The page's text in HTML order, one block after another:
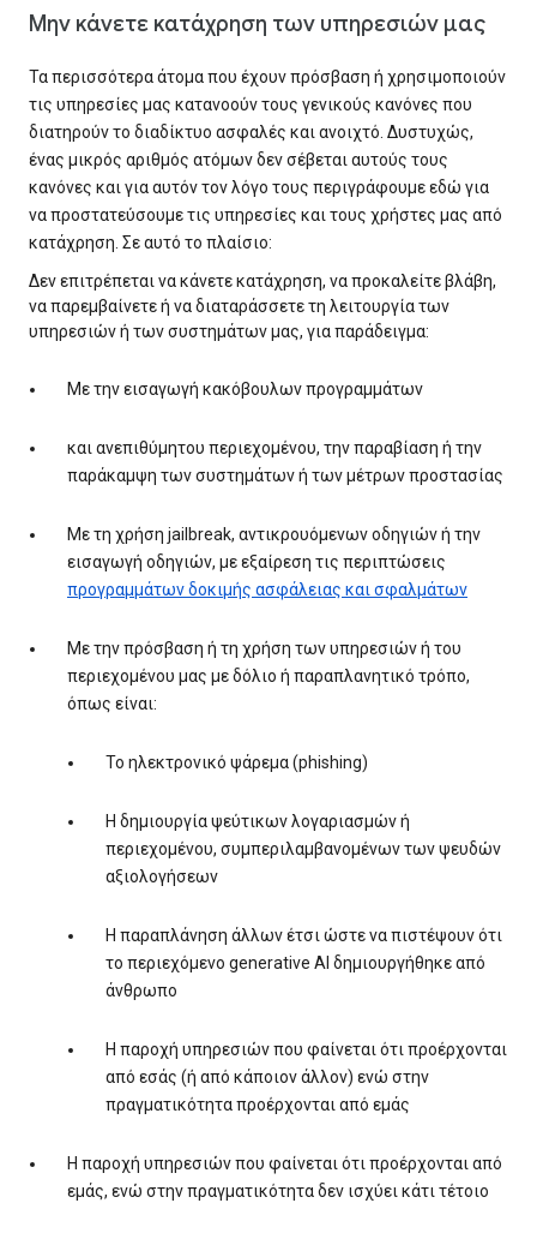
Μην κάνετε κατάχρηση των υπηρεσιών μας
Τα περισσότερα άτομα που έχουν πρόσβαση ή χρησιμοποιούν
τις υπηρεσίες μας κατανοούν τους γενικούς κανόνες που
διατηρούν το διαδίκτυο ασφαλές και ανοιχτό. Δυστυχώς,
ένας μικρός αριθμός ατόμων δεν σέβεται αυτούς τους
κανόνες και για αυτόν τον λόγο τους περιγράφουμε εδώ για
να προστατεύσουμε τις υπηρεσίες και τους χρήστες μας από
κατάχρηση. Σε αυτό το πλαίσιο:
Δεν επιτρέπεται να κάνετε κατάχρηση, να προκαλείτε βλάβη,
να παρεμβαίνετε ή να διαταράσσετε τη λειτουργία των
υπηρεσιών ή των συστημάτων μας, για παράδειγμα:
Με την εισαγωγή κακόβουλων προγραμμάτων
και ανεπιθύμητου περιεχομένου, την παραβίαση ή την
παράκαμψη των συστημάτων ή των μέτρων προστασίας
Με τη χρήση jailbreak, αντικρουόμενων οδηγιών ή την
εισαγωγή οδηγιών, με εξαίρεση τις περιπτώσεις
προγραμμάτων δοκιμής ασφάλειας και σφαλμάτων
Με την πρόσβαση ή τη χρήση των υπηρεσιών ή του
περιεχομένου μας με δόλιο ή παραπλανητικό τρόπο,
όπως είναι:
Το ηλεκτρονικό ψάρεμα (phishing)
Η δημιουργία ψεύτικων λογαριασμών ή
περιεχομένου, συμπεριλαμβανομένων των ψευδών
αξιολογήσεων
Η παραπλάνηση άλλων έτσι ώστε να πιστέψουν ότι
το περιεχόμενο generative AI δημιουργήθηκε από
άνθρωπο
Η παροχή υπηρεσιών που φαίνεται ότι προέρχονται
από εσάς (ή από κάποιον άλλον) ενώ στην
πραγματικότητα προέρχονται από εμάς
Η παροχή υπηρεσιών που φαίνεται ότι προέρχονται από
εμάς, ενώ στην πραγματικότητα δεν ισχύει κάτι τέτοιο